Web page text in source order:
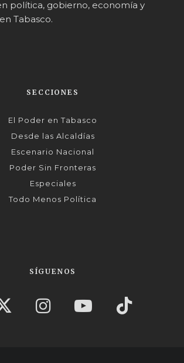
política, gobierno, economía y
Tabasco.
SECCIONES
El Poder en Tabasco
Desde las Alcaldías
Escenario Nacional
Poder Sin Fronteras
Especiales
Todo Menos Política
SÍGUENOS